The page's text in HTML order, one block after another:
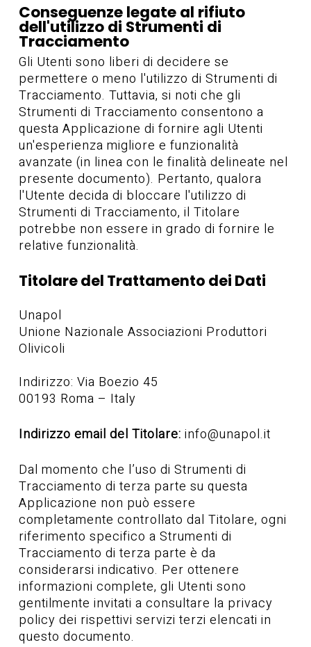
Conseguenze legate al rifiuto
dell'utilizzo di Strumenti di
Tracciamento
Gli Utenti sono liberi di decidere se
permettere o meno l'utilizzo di Strumenti di
Tracciamento. Tuttavia, si noti che gli
Strumenti di Tracciamento consentono a
questa Applicazione di fornire agli Utenti
un'esperienza migliore e funzionalità
avanzate (in linea con le finalità delineate nel
presente documento). Pertanto, qualora
l'Utente decida di bloccare l'utilizzo di
Strumenti di Tracciamento, il Titolare
potrebbe non essere in grado di fornire le
relative funzionalità.
Titolare del Trattamento dei Dati
Unapol
Unione Nazionale Associazioni Produttori
Olivicoli
Indirizzo: Via Boezio 45
00193 Roma – Italy
Indirizzo email del Titolare: info@unapol.it
Dal momento che l’uso di Strumenti di
Tracciamento di terza parte su questa
Applicazione non può essere
completamente controllato dal Titolare, ogni
riferimento specifico a Strumenti di
Tracciamento di terza parte è da
considerarsi indicativo. Per ottenere
informazioni complete, gli Utenti sono
gentilmente invitati a consultare la privacy
policy dei rispettivi servizi terzi elencati in
questo documento.